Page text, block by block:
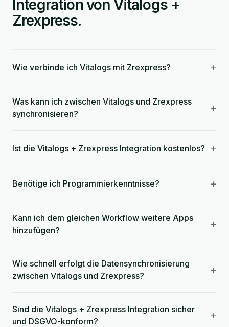
Integration von Vitalogs +
Zrexpress.
Wie verbinde ich Vitalogs mit Zrexpress? +
Was kann ich zwischen Vitalogs und Zrexpress
synchronisieren?
+
Ist die Vitalogs + Zrexpress Integration kostenlos? +
Benötige ich Programmierkenntnisse? +
Kann ich dem gleichen Workflow weitere Apps
hinzufügen?
+
Wie schnell erfolgt die Datensynchronisierung
zwischen Vitalogs und Zrexpress?
+
Sind die Vitalogs + Zrexpress Integration sicher
und DSGVO-konform?
+